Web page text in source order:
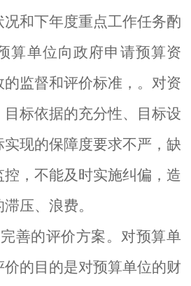
和下年度重点工作任务酌
算单位向政府申请预算资
监督和评价标准，。对资
标依据的充分性、目标设
现的保障度要求不严，缺
，不能及时实施纠偏，造
压、浪费。
善的评价方案。对预算单
的目的是对预算单位的财